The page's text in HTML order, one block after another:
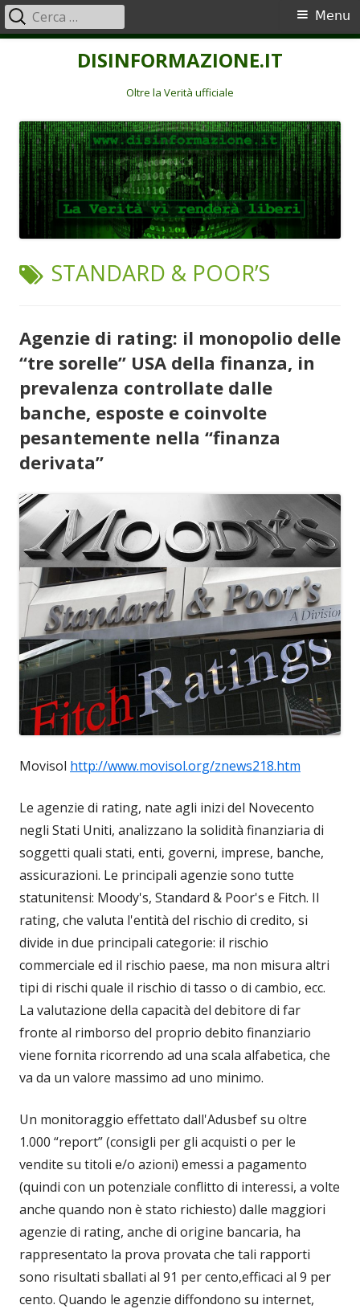
DISINFORMAZIONE.IT
Oltre la Verità ufficiale
Menu
principale
Menu
Ricerca
per:
TAG:
STANDARD & POOR’S
Agenzie di rating: il monopolio delle
“tre sorelle” USA della finanza, in
prevalenza controllate dalle
banche, esposte e coinvolte
pesantemente nella “finanza
derivata”
Movisol http://www.movisol.org/znews218.htm
Le agenzie di rating, nate agli inizi del Novecento
negli Stati Uniti, analizzano la solidità finanziaria di
soggetti quali stati, enti, governi, imprese, banche,
assicurazioni. Le principali agenzie sono tutte
statunitensi: Moody's, Standard & Poor's e Fitch. Il
rating, che valuta l'entità del rischio di credito, si
divide in due principali categorie: il rischio
commerciale ed il rischio paese, ma non misura altri
tipi di rischi quale il rischio di tasso o di cambio, ecc.
La valutazione della capacità del debitore di far
fronte al rimborso del proprio debito finanziario
viene fornita ricorrendo ad una scala alfabetica, che
va da un valore massimo ad uno minimo.
Un monitoraggio effettato dall'Adusbef su oltre
1.000 “report” (consigli per gli acquisti o per le
vendite su titoli e/o azioni) emessi a pagamento
(quindi con un potenziale conflitto di interessi, a volte
anche quando non è stato richiesto) dalle maggiori
agenzie di rating, anche di origine bancaria, ha
rappresentato la prova provata che tali rapporti
sono risultati sballati al 91 per cento,efficaci al 9 per
cento. Quando le agenzie diffondono su internet,